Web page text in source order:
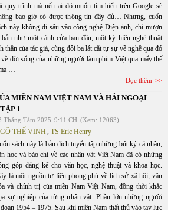
quy trình mà nếu ai đó muốn tìm hiểu trên Google sẽ
bao giờ có được thông tin đầy đủ… Nhưng, cuốn
này không đi sâu vào công nghệ Điện ảnh, chỉ mượn
như một cánh cửa ban đầu, một ký hiệu nghệ thuật
thần của tác giả, cùng đôi ba lát cắt tự sự về nghề qua đó
đời sống của những người làm phim Việt qua mấy thế
…
Đọc thêm
MIỀN NAM VIỆT NAM VÀ HẢI NGOẠI
1
Tháng Tám 2025 9:11 CH (Xem: 12063)
THẾ VINH, TS Eric Henry
sách này là bản dịch tuyển tập những bút ký cá nhân,
học và báo chí về các nhân vật Việt Nam đã có những
góp đáng kể cho văn học, nghệ thuật và khoa học.
là một nguồn tư liệu phong phú về lịch sử xã hội, văn
và chính trị của miền Nam Việt Nam, đồng thời khắc
sự nghiệp của từng nhân vật. Phần lớn những người
1954 – 1975. Sau khi miền Nam thất thủ vào tay lực